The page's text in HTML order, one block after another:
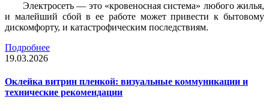
Электросеть — это «кровеносная система» любого жилья,
и малейший сбой в ее работе может привести к бытовому
дискомфорту, и катастрофическим последствиям.
Подробнее
19.03.2026
Оклейка витрин пленкой: визуальные коммуникации и
технические рекомендации